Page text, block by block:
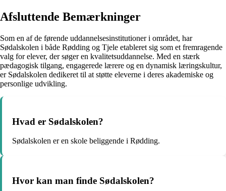
Afsluttende Bemærkninger
Som en af de førende uddannelsesinstitutioner i området, har
Sødalskolen i både Rødding og Tjele etableret sig som et fremragende
valg for elever, der søger en kvalitetsuddannelse. Med en stærk
pædagogisk tilgang, engagerede lærere og en dynamisk læringskultur,
er Sødalskolen dedikeret til at støtte eleverne i deres akademiske og
personlige udvikling.
Hvad er Sødalskolen?
Sødalskolen er en skole beliggende i Rødding.
Hvor kan man finde Sødalskolen?